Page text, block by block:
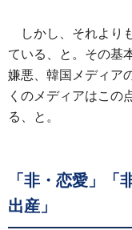
しかし、それより
ている、と。その基
嫌悪、韓国メディア
くのメディアはこの
る、と。
「非・恋愛」「
出産」